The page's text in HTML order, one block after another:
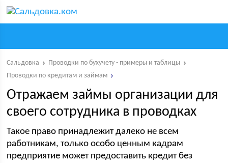
Сальдовка
Проводки по бухучету - примеры и таблицы
Проводки по кредитам и займам
Отражаем займы организации для
своего сотрудника в проводках
Такое право принадлежит далеко не всем
работникам, только особо ценным кадрам
предприятие может предоставить кредит без